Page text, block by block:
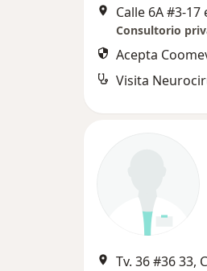
Calle 6A #3-
Consultorio
Acepta
Visita
Tv. 36 #36 33,